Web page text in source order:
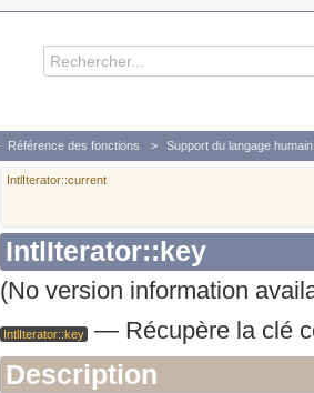
Référence des fonctions Support du langage
IntlIterator::current
IntlIterator::key
(No version information
IntlIterator::key — Récupère la clé
Description